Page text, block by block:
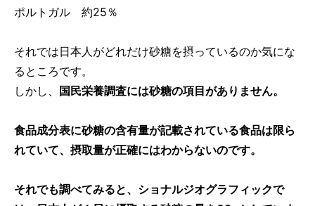
ポルトガル 約25％
それでは日本人がどれだけ砂糖を摂っているのか気にな
るところです。
しかし、 国民栄養調査には砂糖の項目がありません。
食品成分表に砂糖の含有量が記載されている食品は限ら
れていて、摂取量が正確にはわからないのです。
それでも調べてみると、ショナルジオグラフィックで